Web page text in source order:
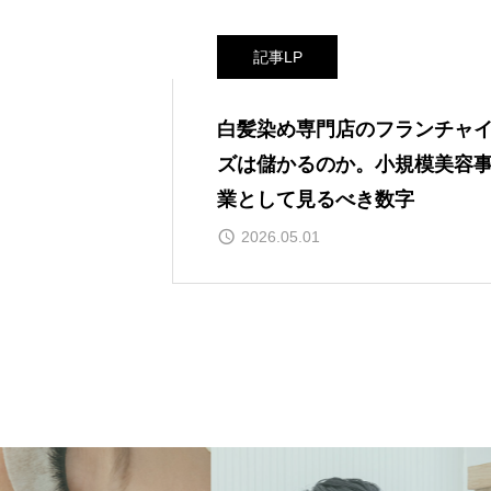
記事LP
白髪染め専門店のフランチャ
ズは儲かるのか。小規模美容
業として見るべき数字
2026.05.01